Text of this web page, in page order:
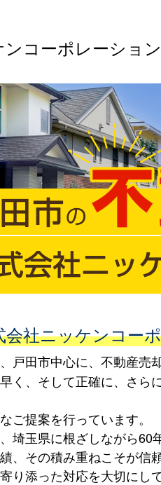
コーポレーション
社ニッケンコー
戸田市中心に、不動産売
く、そして正確に、さ
ご提案を行っています。
埼玉県に根ざしながら60
、その積み重ねこそが
り添った対応を大切にして